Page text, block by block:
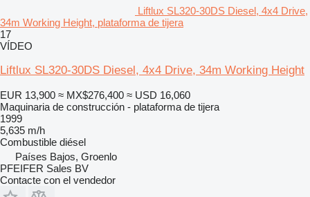
Liftlux SL320-30DS Diesel, 4x4 Drive,
34m Working Height, plataforma de tijera
17
VÍDEO
Liftlux SL320-30DS Diesel, 4x4 Drive, 34m Working Height
EUR 13,900 ≈ MX$276,400 ≈ USD 16,060
Maquinaria de construcción - plataforma de tijera
1999
5,635 m/h
Combustible diésel
Países Bajos, Groenlo
PFEIFER Sales BV
Contacte con el vendedor